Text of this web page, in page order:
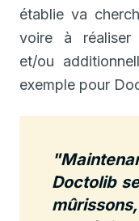
établie va
voire à réaliser
et/ou
exemple pour
Doctolib